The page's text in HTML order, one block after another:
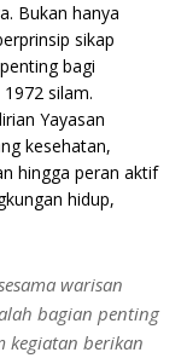
Bukan hanya
sikap
bagi
silam.
Yayasan
kesehatan,
hingga peran aktif
hidup,
warisan
bagian penting
kegiatan berikan